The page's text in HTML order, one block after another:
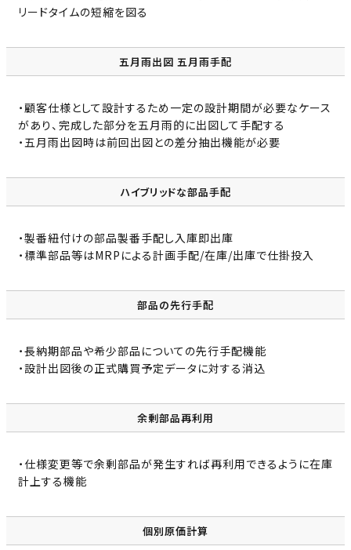
リードタイムの短縮を図る
五月雨出図 五月雨手配
・顧客仕様として設計するため一定の設計期間が必要なケース
があり、完成した部分を五月雨的に出図して手配する
・五月雨出図時は前回出図との差分抽出機能が必要
ハイブリッドな部品手配
・製番紐付けの部品製番手配し入庫即出庫
・標準部品等はMRPによる計画手配/在庫/出庫で仕掛投入
部品の先行手配
・長納期部品や希少部品についての先行手配機能
・設計出図後の正式購買予定データに対する消込
余剰部品再利用
・仕様変更等で余剰部品が発生すれば再利用できるように在庫
計上する機能
個別原価計算